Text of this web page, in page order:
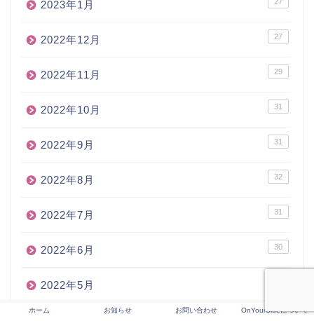
2023年1月
2022年12月 27
2022年11月 29
2022年10月 31
2022年9月 31
2022年8月 32
2022年7月 31
2022年6月 30
2022年5月
ホーム お知らせ お問い合わせ OnYourSideについて